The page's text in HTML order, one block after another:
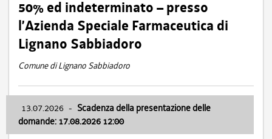
50% ed indeterminato – presso
l’Azienda Speciale Farmaceutica di
Lignano Sabbiadoro
Comune di Lignano Sabbiadoro
13.07.2026 - Scadenza della presentazione delle
domande: 17.08.2026 12:00